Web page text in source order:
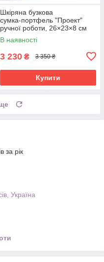
Шкіряна бузкова
сумка‑портфель "Проект"
ручної роботи, 26×23×8 см
В наявності
3 230 ₴ 3 350 ₴
Купити
за рік
Україна